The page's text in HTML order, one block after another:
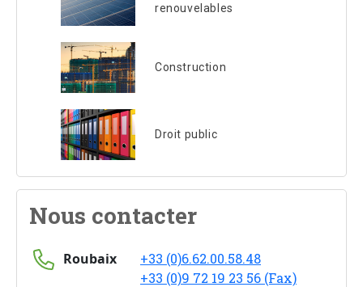
renouvelables
Construction
Droit public
Nous contacter
Roubaix
+33 (0)6.62.00.58.48
+33 (0)9 72 19 23 56 (Fax)